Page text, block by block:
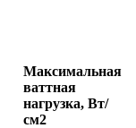
Максимальная
ваттная
нагрузка, Вт/
см2